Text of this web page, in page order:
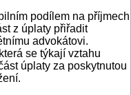
podílem na příjmech
z úplaty přiřadit
advokátovi.
se týkají vztahu
úplaty za poskytnutou